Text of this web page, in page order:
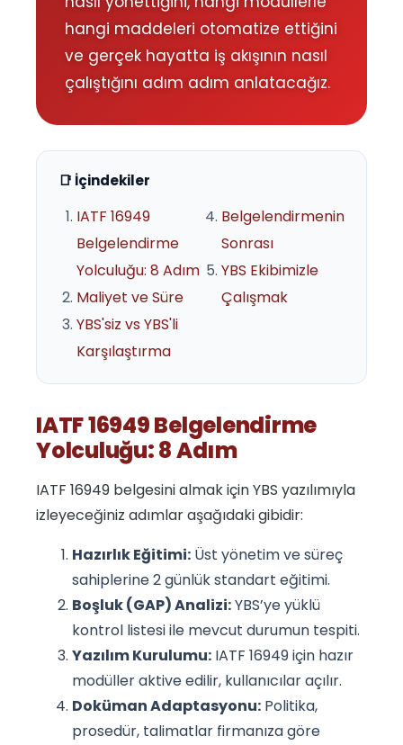
hangi maddeleri otomatize ettiğini
ve gerçek hayatta iş akışının nasıl
çalıştığını adım adım anlatacağız.
📑 İçindekiler
IATF 16949
Belgelendirme
Yolculuğu: 8 Adım
Maliyet ve Süre
YBS'siz vs YBS'li
Karşılaştırma
Belgelendirmenin
Sonrası
YBS Ekibimizle
Çalışmak
IATF 16949 Belgelendirme
Yolculuğu: 8 Adım
IATF 16949 belgesini almak için YBS yazılımıyla
izleyeceğiniz adımlar aşağıdaki gibidir:
Hazırlık Eğitimi: Üst yönetim ve süreç
sahiplerine 2 günlük standart eğitimi.
Boşluk (GAP) Analizi:YBS’ye yüklü
kontrol listesi ile mevcut durumun tespiti.
Yazılım Kurulumu: IATF 16949 için hazır
modüller aktive edilir, kullanıcılar açılır.
Doküman Adaptasyonu: Politika,
prosedür, talimatlar firmanıza göre